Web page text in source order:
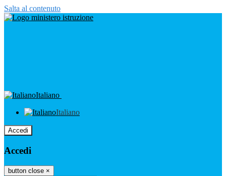
Salta al contenuto
Italiano
Italiano
Accedi
Accedi
button close ×